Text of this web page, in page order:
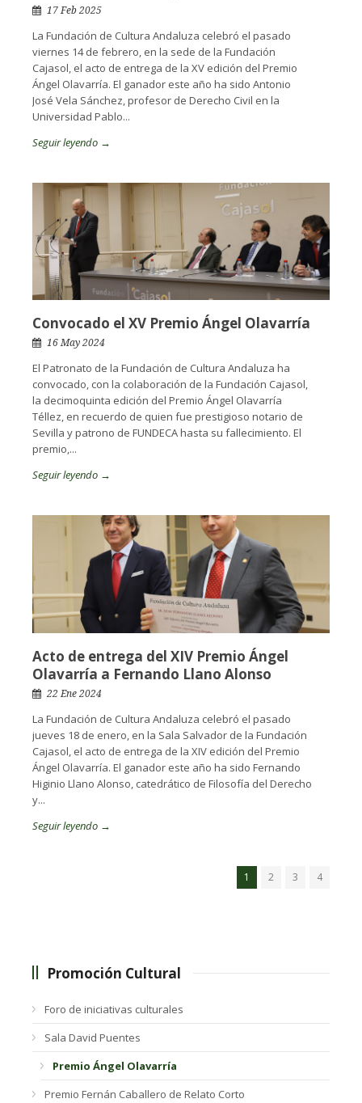
17 Feb 2025
La Fundación de Cultura Andaluza celebró el pasado
viernes 14 de febrero, en la sede de la Fundación
Cajasol, el acto de entrega de la XV edición del Premio
Ángel Olavarría. El ganador este año ha sido Antonio
José Vela Sánchez, profesor de Derecho Civil en la
Universidad Pablo...
Seguir leyendo →
Convocado el XV Premio Ángel Olavarría
16 May 2024
El Patronato de la Fundación de Cultura Andaluza ha
convocado, con la colaboración de la Fundación Cajasol,
la decimoquinta edición del Premio Ángel Olavarría
Téllez, en recuerdo de quien fue prestigioso notario de
Sevilla y patrono de FUNDECA hasta su fallecimiento. El
premio,...
Seguir leyendo →
Acto de entrega del XIV Premio Ángel
Olavarría a Fernando Llano Alonso
22 Ene 2024
La Fundación de Cultura Andaluza celebró el pasado
jueves 18 de enero, en la Sala Salvador de la Fundación
Cajasol, el acto de entrega de la XIV edición del Premio
Ángel Olavarría. El ganador este año ha sido Fernando
Higinio Llano Alonso, catedrático de Filosofía del Derecho
y...
Seguir leyendo →
1 2 3 4
Promoción Cultural
Foro de iniciativas culturales
Sala David Puentes
Premio Ángel Olavarría
Premio Fernán Caballero de Relato Corto